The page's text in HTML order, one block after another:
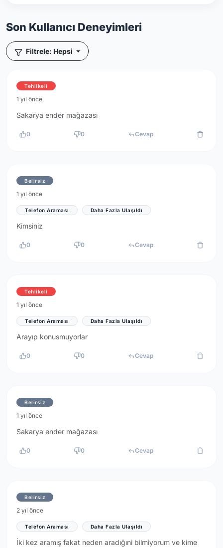
Son Kullanıcı Deneyimleri
Filtrele: Hepsi
Tehlikeli
1 yıl önce
Sakarya ender mağazası
0 0 Cevap
Belirsiz
1 yıl önce
Telefon Araması Daha Fazla Ulaşıldı
Kimsiniz
0 0 Cevap
Tehlikeli
1 yıl önce
Telefon Araması Daha Fazla Ulaşıldı
Arayıp konusmuyorlar
0 0 Cevap
Belirsiz
1 yıl önce
Sakarya ender mağazası
0 0 Cevap
Belirsiz
2 yıl önce
Telefon Araması Daha Fazla Ulaşıldı
İki kez aramış fakat neden aradığıni bilmiyorum ve kime